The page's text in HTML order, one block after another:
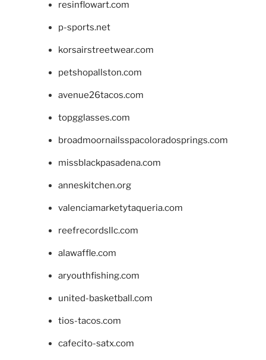
resinflowart.com
p-sports.net
korsairstreetwear.com
petshopallston.com
avenue26tacos.com
topgglasses.com
broadmoornailsspacoloradosprings.com
missblackpasadena.com
anneskitchen.org
valenciamarketytaqueria.com
reefrecordsllc.com
alawaffle.com
aryouthfishing.com
united-basketball.com
tios-tacos.com
cafecito-satx.com